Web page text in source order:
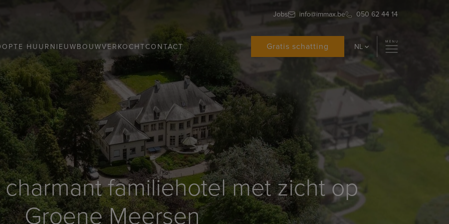
Jobs info@immax.be 050 62 44 14
TE HUURNIEUWBOUWVERKOCHTCONTACT Gratis schatting NL
familiehotel met zicht op
Groene Meersen